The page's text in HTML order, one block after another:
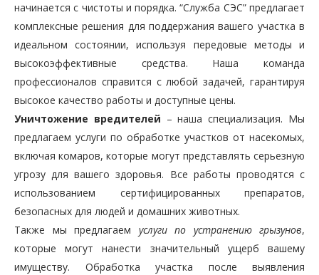
начинается с чистоты и порядка. “Служба СЭС” предлагает
комплексные решения для поддержания вашего участка в
идеальном состоянии, используя передовые методы и
высокоэффективные средства. Наша команда
профессионалов справится с любой задачей, гарантируя
высокое качество работы и доступные цены.
Уничтожение вредителей – наша специализация. Мы
предлагаем услуги по обработке участков от насекомых,
включая комаров, которые могут представлять серьезную
угрозу для вашего здоровья. Все работы проводятся с
использованием сертифицированных препаратов,
безопасных для людей и домашних животных.
Также мы предлагаем услуги по устранению грызунов,
которые могут нанести значительный ущерб вашему
имуществу. Обработка участка после выявления